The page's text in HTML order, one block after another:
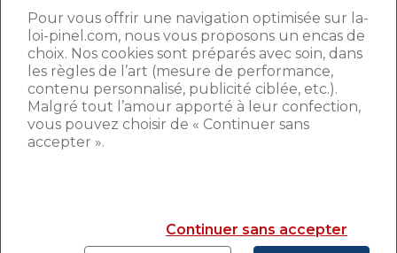
SERA-T-IL RÉTROACTIF
POUR LES COPROPRIÉTÉS ?
Pour vous offrir une navigation optimisée sur la-
loi-pinel.com, nous vous proposons un encas de
choix. Nos cookies sont préparés avec soin, dans
les règles de l’art (mesure de performance,
contenu personnalisé, publicité ciblée, etc.).
Malgré tout l’amour apporté à leur confection,
vous pouvez choisir de « Continuer sans
accepter ».
Continuer sans accepter